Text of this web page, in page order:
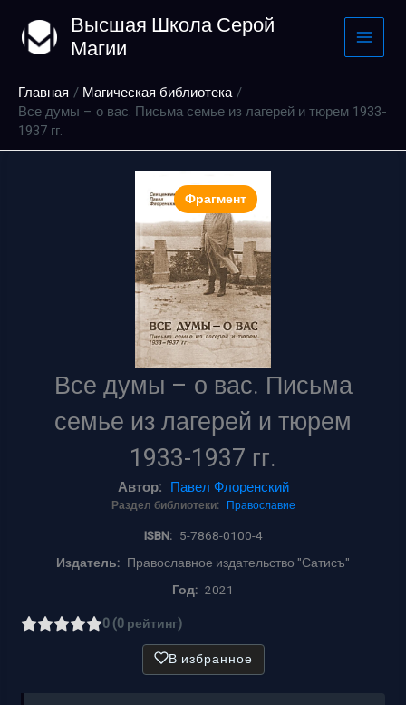
содержимому
Высшая Школа Серой
Магии
Главная
Магическая библиотека
Все думы – о вас. Письма семье из лагерей и тюрем 1933-
1937 гг.
Фрагмент
Все думы – о вас. Письма
семье из лагерей и тюрем
1933-1937 гг.
Автор: Павел Флоренский
Раздел библиотеки: Православие
ISBN: 5-7868-0100-4
Издатель: Православное издательство "Сатисъ"
Год: 2021
0 (0 рейтинг)
В избранное